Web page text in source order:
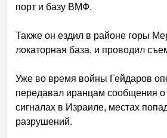
порт и базу ВМФ.
Также он ездил в районе горы
локаторная база, и проводил
Уже во время войны Гейдаров
передавал иранцам сообщения
сигналах в Израиле, местах
разрушений.